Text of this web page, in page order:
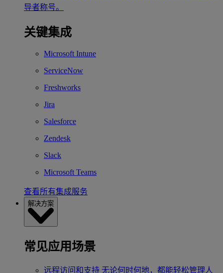
导者称号。
关键集成
Microsoft Intune
ServiceNow
Freshworks
Jira
Salesforce
Zendesk
Slack
Microsoft Teams
查看所有集成服务
解决方案
常见应用场景
远程访问和支持 无论何时何地，都能轻松管理人